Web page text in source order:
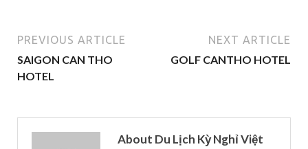
PREVIOUS ARTICLE
SAIGON CAN THO
HOTEL
NEXT ARTICLE
GOLF CANTHO HOTEL
About Du Lịch Kỳ Nghỉ Việt